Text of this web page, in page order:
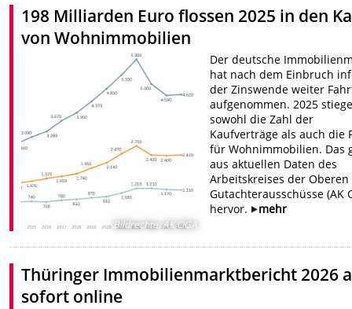
198 Milliarden Euro flossen 2025 in den
von Wohnimmobilien
Bildrechte: AK OGA
Der deutsche
hat nach dem Einbruch
der Zinswende weiter
aufgenommen. 2025
sowohl die Zahl der
Kaufverträge als auch die
für Wohnimmobilien. Das
aus aktuellen Daten des
Arbeitskreises der Oberen
Gutachterausschüsse (AK
hervor.
mehr
Thüringer Immobilienmarktbericht 2026
sofort online